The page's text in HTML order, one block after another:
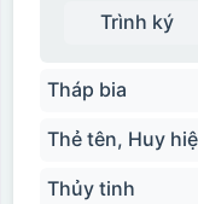
đây là kiểu hộp
Hộp xi lót lụa
Hộp xi ấm
Trình ký
Tháp bia
Thẻ tên, Huy
Thủy tinh